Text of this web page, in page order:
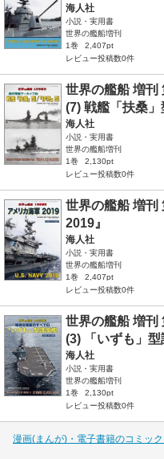
海人社
小説・実用書
世界の艦船増刊
1巻
2,407pt
レビュー投稿数0件
世界の艦船 増刊
(7) 戦艦「扶桑」
海人社
小説・実用書
世界の艦船増刊
1巻
2,130pt
レビュー投稿数0件
世界の艦船 増刊
2019』
海人社
小説・実用書
世界の艦船増刊
1巻
2,407pt
レビュー投稿数0件
世界の艦船 増刊
(3) 「いずも」型
海人社
小説・実用書
世界の艦船増刊
1巻
2,130pt
レビュー投稿数0件
漫画(まんが)・電子書籍のコミッ